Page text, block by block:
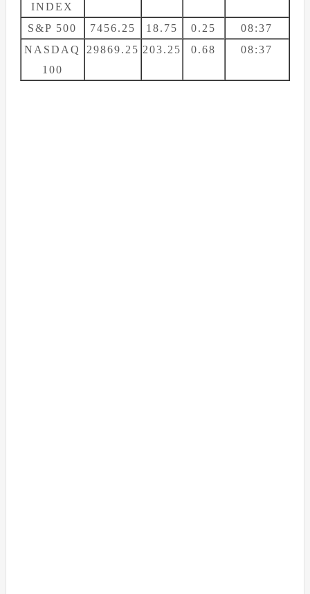
INDEX
S&P 500 7456.25 18.75 0.25
08:37
NASDAQ
100
29869.25 203.25 0.68 08:37